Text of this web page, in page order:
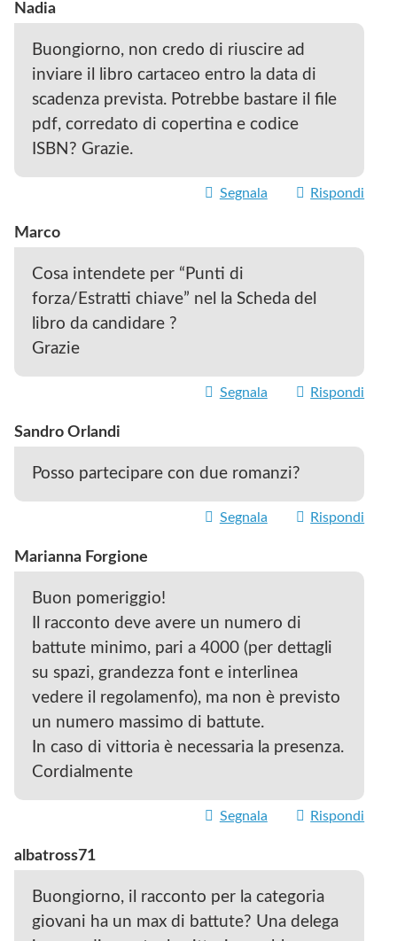
Nadia
Buongiorno, non credo di riuscire ad
inviare il libro cartaceo entro la data di
scadenza prevista. Potrebbe bastare il file
pdf, corredato di copertina e codice
ISBN? Grazie.
Segnala Rispondi
Marco
Cosa intendete per “Punti di
forza/Estratti chiave” nel la Scheda del
libro da candidare ?
Grazie
Segnala Rispondi
Sandro Orlandi
Posso partecipare con due romanzi?
Segnala Rispondi
Marianna Forgione
Buon pomeriggio!
Il racconto deve avere un numero di
battute minimo, pari a 4000 (per dettagli
su spazi, grandezza font e interlinea
vedere il regolamenfo), ma non è previsto
un numero massimo di battute.
In caso di vittoria è necessaria la presenza.
Cordialmente
Segnala Rispondi
albatross71
Buongiorno, il racconto per la categoria
giovani ha un max di battute? Una delega